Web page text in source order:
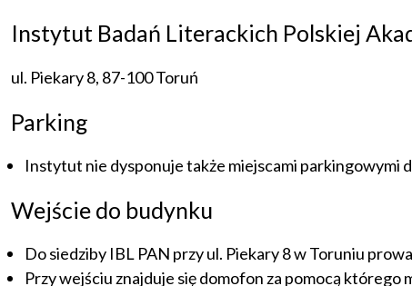
Instytut Badań Literackich Polskiej
ul. Piekary 8, 87-100 Toruń
Parking
Instytut nie dysponuje także miejscami parkingowymi
Wejście do budynku
Do siedziby IBL PAN przy ul. Piekary 8 w Toruniu
Przy wejściu znajduje się domofon za pomocą